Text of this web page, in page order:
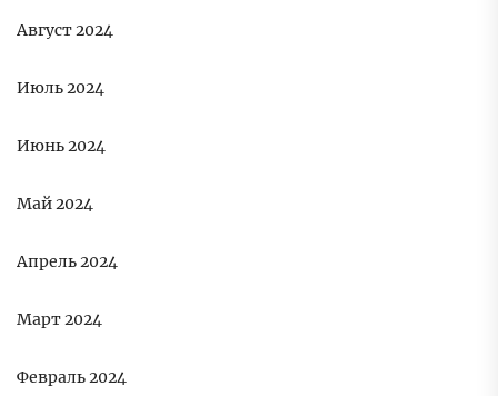
Август 2024
Июль 2024
Июнь 2024
Май 2024
Апрель 2024
Март 2024
Февраль 2024